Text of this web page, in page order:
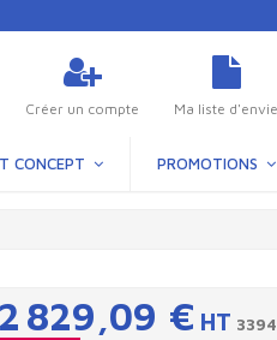
Créer un compte Ma liste d'envie
CONCEPT PROMOTIONS
2 829,09 € HT